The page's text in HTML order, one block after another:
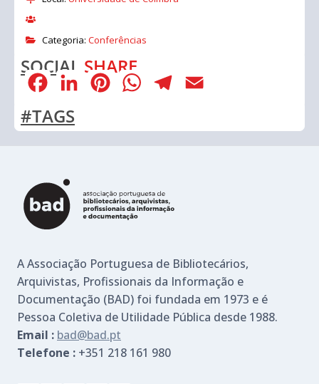
Categoria: Conferências
SOCIAL SHARE
FacebookLinkedInPinterestWhatsAppTelegram
#TAGS
A Associação Portuguesa de Bibliotecários,
Arquivistas, Profissionais da Informação e
Documentação (BAD) foi fundada em 1973 e é
Pessoa Coletiva de Utilidade Pública desde 1988.
Email : bad@bad.pt
Telefone : +351 218 161 980